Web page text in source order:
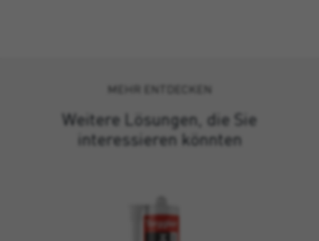
MEHR ENTDECKEN
Weitere Lösungen, die Sie
interessieren könnten